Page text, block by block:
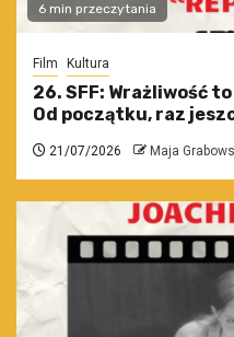
6 min przeczytania
Film Kultura
26. SFF: Wrażliwość
Od początku, raz
21/07/2026 Maja